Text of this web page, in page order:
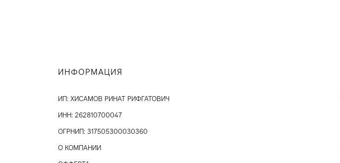
ИНФОРМАЦИЯ
ИП: ХИСАМОВ РИНАТ РИФГАТОВИЧ
ИНН: 262810700047
ОГРНИП: 317505300030360
О КОМПАНИИ